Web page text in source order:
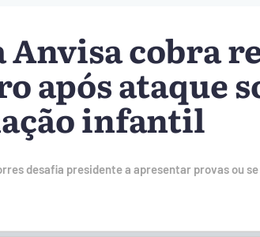
Anvisa cobra
após ataque
infantil
desafia presidente a apresentar provas ou